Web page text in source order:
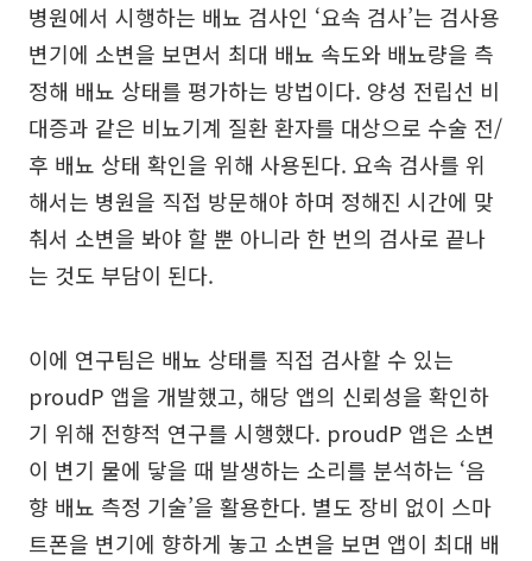
병원에서 시행하는 배뇨 검사인 ‘요속 검사’는 검사용
변기에 소변을 보면서 최대 배뇨 속도와 배뇨량을 측
정해 배뇨 상태를 평가하는 방법이다. 양성 전립선 비
대증과 같은 비뇨기계 질환 환자를 대상으로 수술 전/
후 배뇨 상태 확인을 위해 사용된다. 요속 검사를 위
해서는 병원을 직접 방문해야 하며 정해진 시간에 맞
춰서 소변을 봐야 할 뿐 아니라 한 번의 검사로 끝나
는 것도 부담이 된다.
이에 연구팀은 배뇨 상태를 직접 검사할 수 있는
proudP 앱을 개발했고, 해당 앱의 신뢰성을 확인하
기 위해 전향적 연구를 시행했다. proudP 앱은 소변
이 변기 물에 닿을 때 발생하는 소리를 분석하는 ‘음
향 배뇨 측정 기술’을 활용한다. 별도 장비 없이 스마
트폰을 변기에 향하게 놓고 소변을 보면 앱이 최대 배